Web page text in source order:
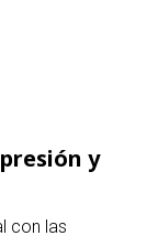
y
con las